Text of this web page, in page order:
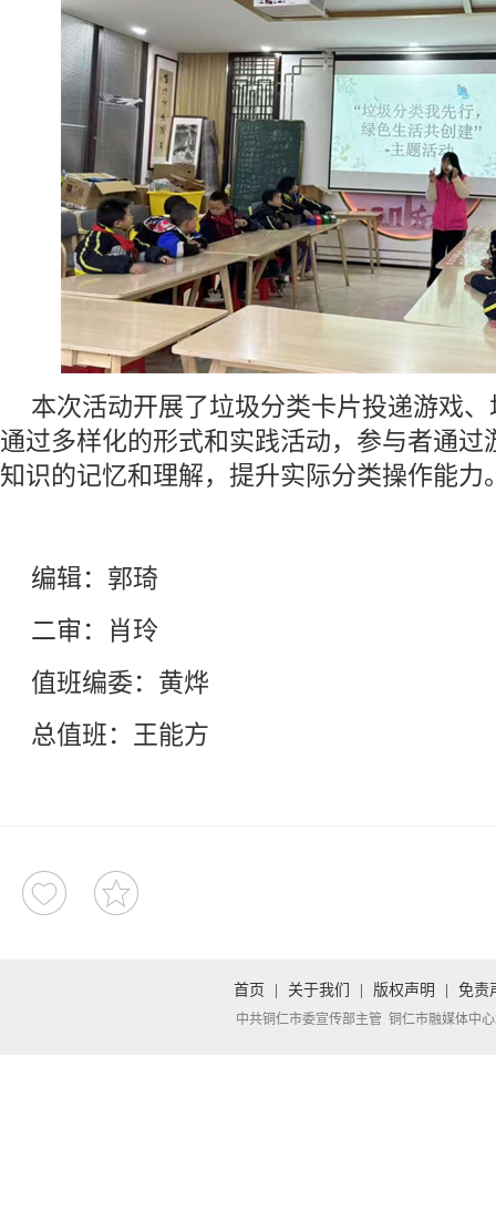
本次活动开展了垃圾分类卡片投递游戏
通过多样化的形式和实践活动，参与者通过
知识的记忆和理解，提升实际分类操作能力
编辑：郭琦
二审：肖玲
值班编委：黄烨
总值班：王能方
首页 关于我们 版权声明 免责
中共铜仁市委宣传部主管 铜仁市融媒体中心